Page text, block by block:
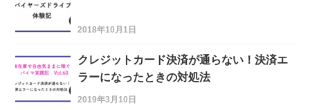
2018年10月1日
クレジットカード決済が通らない！決済エ
ラーになったときの対処法
2019年3月10日